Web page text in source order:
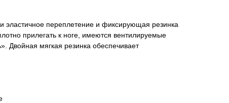
эластичное переплетение и фиксирующая резинка
прилегать к ноге, имеются вентилируемые
Двойная мягкая резинка обеспечивает